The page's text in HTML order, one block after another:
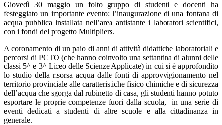
Giovedì 30 maggio un folto gruppo di studenti e docenti ha
festeggiato un importante evento: l’inaugurazione di una fontana di
acqua pubblica installata nell’area antistante i laboratori scientifici,
con i fondi del progetto Multipliers.
A coronamento di un paio di anni di attività didattiche laboratoriali e
percorsi di PCTO (che hanno coinvolto una settantina di alunni delle
classi 5^ e 3^ Liceo delle Scienze Applicate) in cui si è approfondito
lo studio della risorsa acqua dalle fonti di approvvigionamento nel
territorio provinciale alle caratteristiche fisico chimiche e di sicurezza
dell’acqua che sgorga dal rubinetto di casa, gli studenti hanno potuto
esportare le proprie competenze fuori dalla scuola,
in una serie di
eventi dedicati a studenti di altre scuole e alla cittadinanza in
generale.